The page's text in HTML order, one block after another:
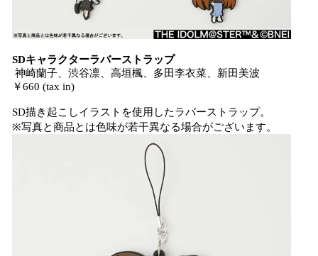
SDキャラクターラバーストラップ
神崎蘭子、渋谷凛、高垣楓、多田李衣菜、新田美波
￥660 (tax in)
SD描き起こしイラストを使用したラバーストラップ。
※写真と商品とは色味が若干異なる場合がございます。